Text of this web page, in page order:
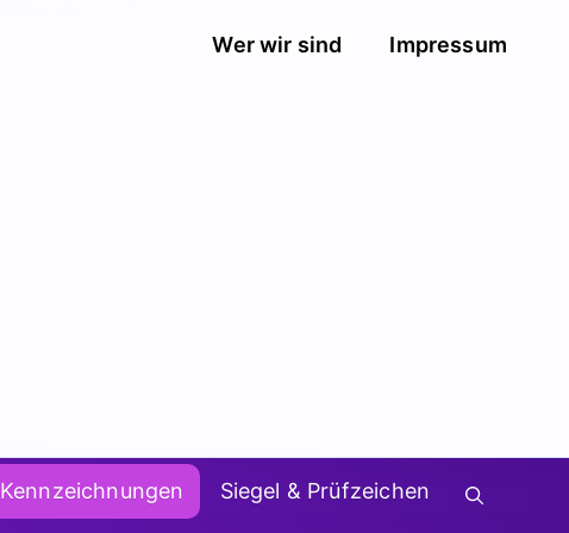
Wer wir sind Impressum
Kennzeichnungen Siegel & Prüfzeichen